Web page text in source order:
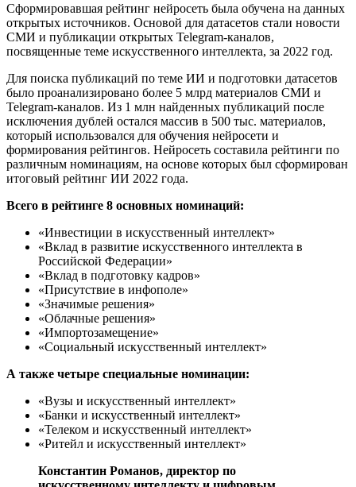
Сформировавшая рейтинг нейросеть была обучена на данных
открытых источников. Основой для датасетов стали новости
СМИ и публикации открытых Telegram-каналов,
посвященные теме искусственного интеллекта, за 2022 год.
Для поиска публикаций по теме ИИ и подготовки датасетов
было проанализировано более 5 млрд материалов СМИ и
Telegram-каналов. Из 1 млн найденных публикаций после
исключения дублей остался массив в 500 тыс. материалов,
который использовался для обучения нейросети и
формирования рейтингов. Нейросеть составила рейтинги по
различным номинациям, на основе которых был сформирован
итоговый рейтинг ИИ 2022 года.
Всего в рейтинге 8 основных номинаций:
«Инвестиции в искусственный интеллект»
«Вклад в развитие искусственного интеллекта в
Российской Федерации»
«Вклад в подготовку кадров»
«Присутствие в инфополе»
«Значимые решения»
«Облачные решения»
«Импортозамещение»
«Социальный искусственный интеллект»
А также четыре специальные номинации:
«Вузы и искусственный интеллект»
«Банки и искусственный интеллект»
«Телеком и искусственный интеллект»
«Ритейл и искусственный интеллект»
Константин Романов, директор по